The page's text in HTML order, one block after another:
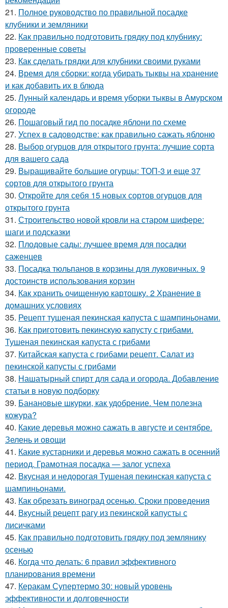
21. Полное руководство по правильной посадке
клубники и земляники
22. Как правильно подготовить грядку под клубнику:
проверенные советы
23. Как сделать грядки для клубники своими руками
24. Время для сборки: когда убирать тыквы на хранение
и как добавить их в блюда
25. Лунный календарь и время уборки тыквы в Амурском
огороде
26. Пошаговый гид по посадке яблони по схеме
27. Успех в садоводстве: как правильно сажать яблоню
28. Выбор огурцов для открытого грунта: лучшие сорта
для вашего сада
29. Выращивайте большие огурцы: ТОП-3 и еще 37
сортов для открытого грунта
30. Откройте для себя 15 новых сортов огурцов для
открытого грунта
31. Строительство новой кровли на старом шифере:
шаги и подсказки
32. Плодовые сады: лучшее время для посадки
саженцев
33. Посадка тюльпанов в корзины для луковичных. 9
достоинств использования корзин
34. Как хранить очищенную картошку. 2 Хранение в
домашних условиях
35. Рецепт тушеная пекинская капуста с шампиньонами.
36. Как приготовить пекинскую капусту с грибами.
Тушеная пекинская капуста с грибами
37. Китайская капуста с грибами рецепт. Салат из
пекинской капусты с грибами
38. Нашатырный спирт для сада и огорода. Добавление
статьи в новую подборку
39. Банановые шкурки, как удобрение. Чем полезна
кожура?
40. Какие деревья можно сажать в августе и сентябре.
Зелень и овощи
41. Какие кустарники и деревья можно сажать в осенний
период. Грамотная посадка — залог успеха
42. Вкусная и недорогая Тушеная пекинская капуста с
шампиньонами.
43. Как обрезать виноград осенью. Сроки проведения
44. Вкусный рецепт рагу из пекинской капусты с
лисичками
45. Как правильно подготовить грядку под землянику
осенью
46. Когда что делать: 6 правил эффективного
планирования времени
47. Керакам Супертермо 30: новый уровень
эффективности и долговечности